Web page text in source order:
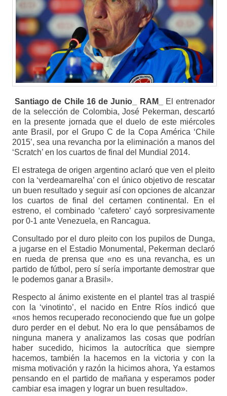
Santiago de Chile 16 de Junio_ RAM_
El entrenador
de la selección de Colombia, José Pekerman, descartó
en la presente jornada que el duelo de este miércoles
ante Brasil, por el Grupo C de la Copa América ‘Chile
2015’, sea una revancha por la eliminación a manos del
‘Scratch’ en los cuartos de final del Mundial 2014.
El estratega de origen argentino aclaró que ven el pleito
con la ‘verdeamarelha’ con el único objetivo de rescatar
un buen resultado y seguir así con opciones de alcanzar
los cuartos de final del certamen continental. En el
estreno, el combinado ‘cafetero’ cayó sorpresivamente
por 0-1 ante Venezuela, en Rancagua.
Consultado por el duro pleito con los pupilos de Dunga,
a jugarse en el Estadio Monumental, Pekerman declaró
en rueda de prensa que «no es una revancha, es un
partido de fútbol, pero sí sería importante demostrar que
le podemos ganar a Brasil».
Respecto al ánimo existente en el plantel tras al traspié
con la ‘vinotinto’, el nacido en Entre Ríos indicó que
«nos hemos recuperado reconociendo que fue un golpe
duro perder en el debut. No era lo que pensábamos de
ninguna manera y analizamos las cosas que podrían
haber sucedido, hicimos la autocrítica que siempre
hacemos, también la hacemos en la victoria y con la
misma motivación y razón la hicimos ahora, Ya estamos
pensando en el partido de mañana y esperamos poder
cambiar esa imagen y lograr un buen resultado».